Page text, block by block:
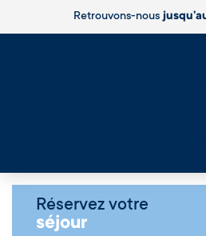
Retrouvons-nous
Réservez votre
séjour